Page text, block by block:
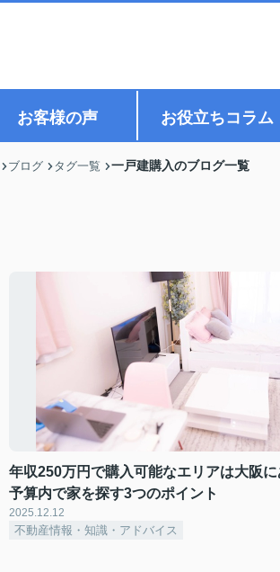
お客様の声 お役立ちコラム
ブログ タグ一覧 一戸建購入のブログ一覧
年収250万円で購入可能なエリアは大阪に
予算内で家を探す3つのポイント
2025.12.12
不動産情報・知識・アドバイス